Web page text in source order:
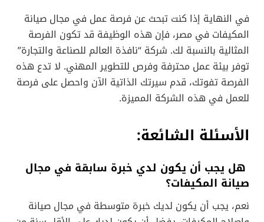
في النهاية إذا كنت تبحث عن فرصة عمل في مجال صيانة
المكيفات في مصر، فإن هذه الوظيفة قد تكون الفرصة
المثالية بالنسبة لك. شركة “نافذة العالم للصناعة والتجارة”
توفر بيئة عمل محترفة وفرص للتطوير المهني. لا تدع هذه
الفرصة تفوتك، قدم سيرتك الذاتية الآن واحصل على فرصة
للعمل في هذه الشركة المميزة.
الأسئلة الشائعة:
هل يجب أن يكون لدي خبرة سابقة في مجال
صيانة المكيفات؟
نعم، يجب أن يكون لديك خبرة متوسطة في مجال صيانة